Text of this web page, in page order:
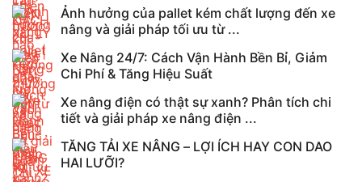
Ảnh hưởng của pallet kém chất lượng đến xe
nâng và giải pháp tối ưu từ ...
Xe Nâng 24/7: Cách Vận Hành Bền Bỉ, Giảm
Chi Phí & Tăng Hiệu Suất
Xe nâng điện có thật sự xanh? Phân tích chi
tiết và giải pháp xe nâng điện ...
TĂNG TẢI XE NÂNG – LỢI ÍCH HAY CON DAO
HAI LƯỠI?